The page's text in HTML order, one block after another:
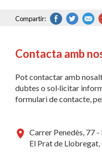
Compartir:
Contacta amb
Pot contactar amb
dubtes o sol·licitar
formulari de contacte,
Carrer Penedès, 77 -
El Prat de